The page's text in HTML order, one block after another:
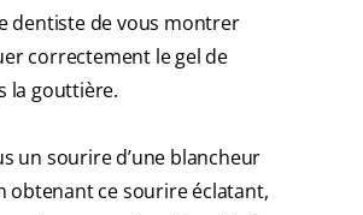
dentiste de vous montrer
correctement le gel de
la gouttière.
un sourire d’une blancheur
obtenant ce sourire éclatant,